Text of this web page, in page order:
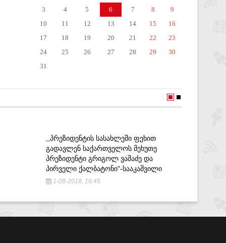
3
4 5 6 7 8
9
10
11 12 13 14 15
16
17
18 19 20 21 22
23
24
25 26 27 28 29
30
31
,,ᲞᲠᲔᲖᲘᲓᲔᲜᲢᲘᲡ ᲡᲐᲡᲐᲮᲚᲔᲨᲘ ᲤᲔᲮᲘᲗ
ᲒᲐᲓᲐᲕᲚᲔᲜ ᲡᲐᲥᲐᲠᲗᲕᲔᲚᲝᲡ ᲛᲔᲮᲣᲗᲔ
ᲞᲠᲔᲖᲘᲓᲔᲜᲢᲘ ᲒᲠᲘᲒᲝᲚ ᲕᲐᲨᲐᲫᲔ ᲓᲐ
ᲞᲘᲠᲕᲔᲚᲘ ᲥᲐᲚᲑᲐᲢᲝᲜᲘ"-ᲡᲐᲐᲙᲐᲨᲕᲘᲚᲘ
1-08-2018, 16:45